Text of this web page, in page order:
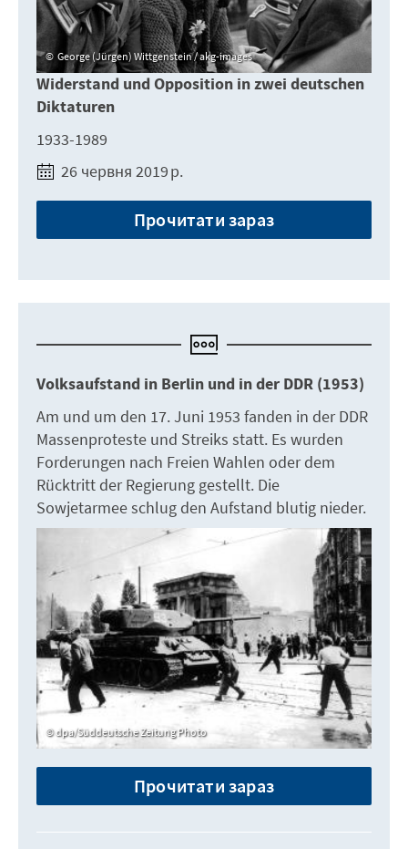
George (Jürgen) Wittgenstein / akg-images
Widerstand und Opposition in zwei deutschen
Diktaturen
1933-1989
26 червня 2019 р.
Прочитати зараз
Volksaufstand in Berlin und in der DDR (1953)
Am und um den 17. Juni 1953 fanden in der DDR
Massenproteste und Streiks statt. Es wurden
Forderungen nach Freien Wahlen oder dem
Rücktritt der Regierung gestellt. Die
Sowjetarmee schlug den Aufstand blutig nieder.
dpa/Süddeutsche Zeitung Photo
Прочитати зараз